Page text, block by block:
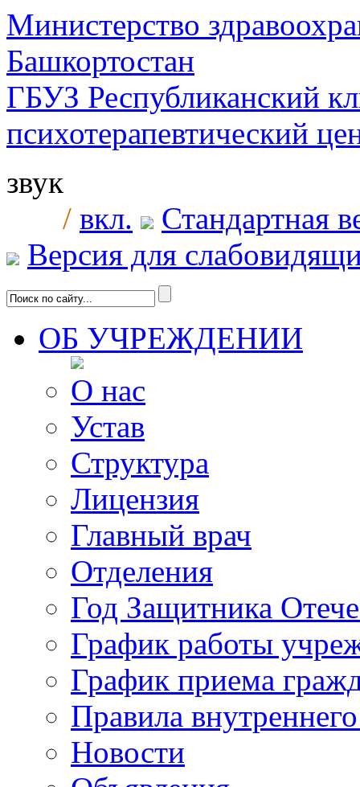
Министерство
Башкортостан
ГБУЗ Республиканский
психотерапевтический
звук
/ вкл.
Стандартная
Версия для
ОБ УЧРЕЖДЕНИИ
О нас
Устав
Структура
Лицензия
Главный врач
Отделения
Год Защитника
График работы
График приема
Правила
Новости